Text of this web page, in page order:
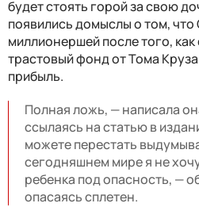
будет стоять горой за свою
появились домыслы о том, что
миллионершей после того,
трастовый фонд от Тома
прибыль.
Полная ложь, — написала
ссылаясь на статью в
можете перестать
сегодняшнем мире я не
ребенка под опасность, —
опасаясь сплетен.